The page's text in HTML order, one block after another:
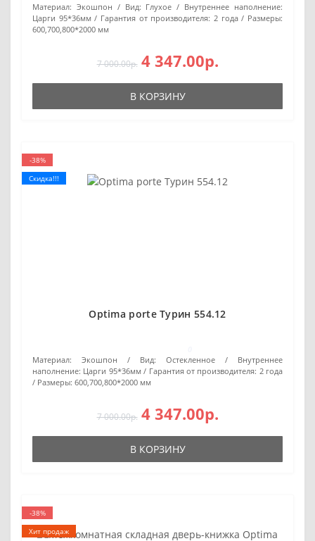
Материал: Экошпон Вид: Глухое
Внутреннее наполнение:
Царги 95*36мм
Гарантия от производителя: 2 года
Размеры:
600,700,800*2000 мм
7 000.00р. 4 347.00р.
В КОРЗИНУ
-38%
Скидка!!!
Optima porte Турин 554.12
Материал:
Экошпон Вид: Остекленное
Внутреннее
наполнение: Царги 95*36мм Гарантия от производителя: 2 года
Размеры: 600,700,800*2000 мм
7 000.00р. 4 347.00р.
В КОРЗИНУ
-38%
Хит продаж